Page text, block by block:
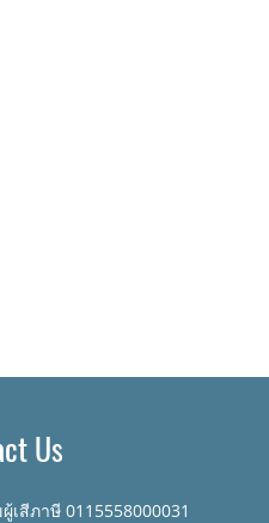
ได้ ราวตากผ้าสแตนเลส
Us
สีภาษี 0115558000031